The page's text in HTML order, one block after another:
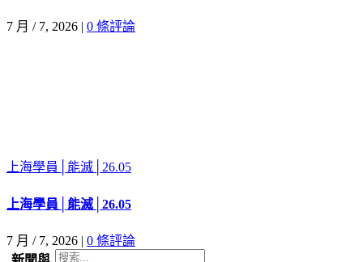
7 月 / 7, 2026 0 條評論
上海學員│能滅│26.05
上海學員│能滅│26.05
7 月 / 7, 2026 | 0 條評論
搜